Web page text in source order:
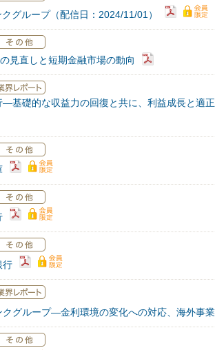
クグループ（配信日：2024/11/01）
見直しと短期金融市場の動向
―基礎的な収益力の回復と共に、利益成長と適
行
クグループ—金利環境の変化への対応、海外事